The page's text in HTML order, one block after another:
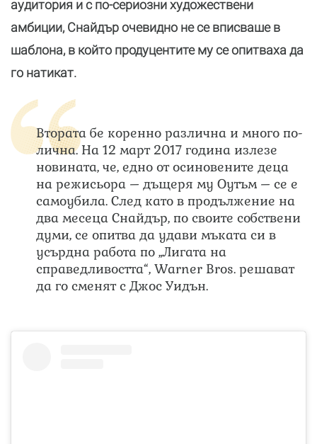
аудитория и с по-сериозни художествени
амбиции, Снайдър очевидно не се вписваше в
шаблона, в който продуцентите му се опитваха да
го натикат.
Втората бе коренно различна и много по-
лична. На 12 март 2017 година излезе
новината, че, едно от осиновените деца
на режисьора – дъщеря му Оутъм – се е
самоубила. След като в продължение на
два месеца Снайдър, по своите собствени
думи, се опитва да удави мъката си в
усърдна работа по „Лигата на
справедливостта“, Warner Bros. решават
да го сменят с Джос Уидън.